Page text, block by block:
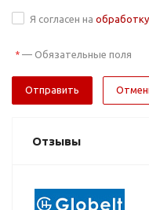
Я согласен на
* — Обязательные поля
Отзывы